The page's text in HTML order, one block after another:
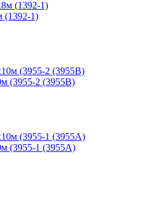
(1392-1)
(3955-2 (3955В)
(3955-1 (3955А)